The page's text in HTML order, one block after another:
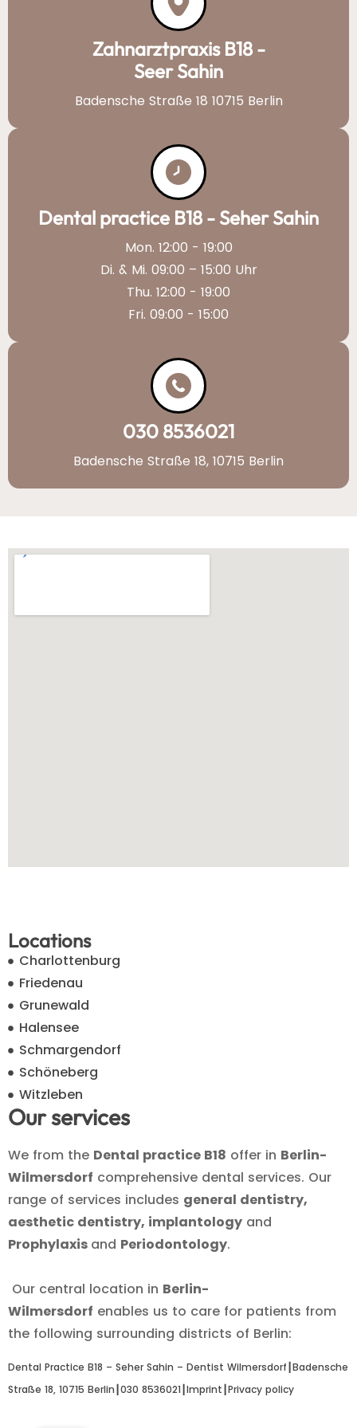
Zahnarztpraxis B18 -
Seer Sahin
Badensche Straße 18 10715 Berlin
Dental practice B18 - Seher Sahin
Mon. 12:00 - 19:00
Di. & Mi. 09:00 – 15:00 Uhr
Thu. 12:00 - 19:00
Fri. 09:00 - 15:00
030 8536021
Badensche Straße 18, 10715 Berlin
Our services
We from the Dental practice B18 offer in Berlin-
Wilmersdorf comprehensive dental services. Our
range of services includes general dentistry,
aesthetic dentistry, implantology and
Prophylaxis and Periodontology.
Our central location in Berlin-
Wilmersdorf enables us to care for patients from
the following surrounding districts of Berlin:
Locations
Charlottenburg
Friedenau
Grunewald
Halensee
Schmargendorf
Schöneberg
Witzleben
Dental Practice B18 – Seher Sahin – Dentist Wilmersdorf┃ Badensche
Straße 18, 10715 Berlin 030 8536021 Imprint Privacy policy